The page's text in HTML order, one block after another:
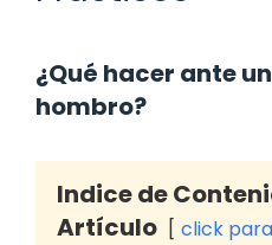
¿Qué hacer ante
hombro?
Indice de
Artículo
click